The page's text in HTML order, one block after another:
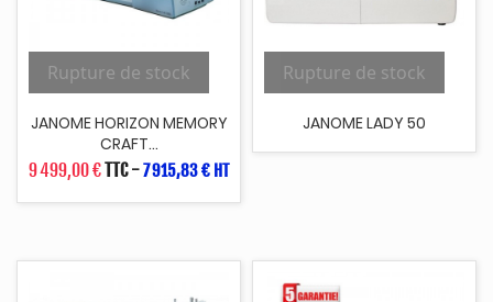
Rupture de stock
JANOME HORIZON MEMORY
CRAFT...
9 499,00 €TTC-7 915,83 € HT
Rupture de stock
JANOME LADY 50